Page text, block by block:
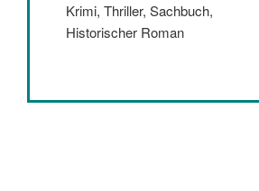
Krimi, Thriller, Sachbuch,
Historischer Roman